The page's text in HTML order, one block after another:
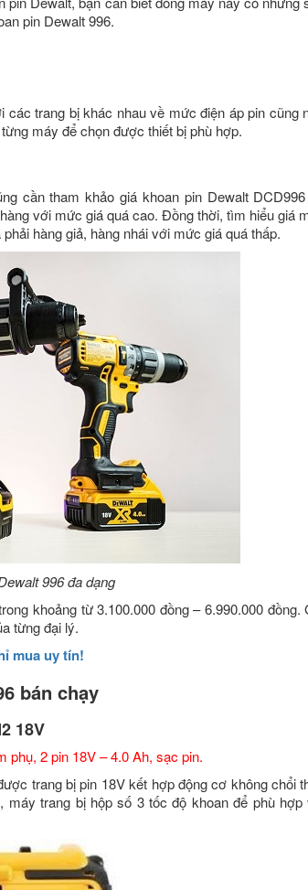
pin Dewalt 996.
trang bị khác nhau về mức điện áp pin cũng
máy để chọn được thiết bị phù hợp.
cần tham khảo giá khoan pin Dewalt
với mức giá quá cao. Đồng thời, tìm hiểu giá
hàng giả, hàng nhái với mức giá quá thấp.
996 đa dạng
khoảng từ 3.100.000 đồng – 6.990.000 đồng.
từng đại lý.
mua uy tín!
bán chạy
18V
phụ, 2 pin 18V – 4.0 Ah, sạc pin.
trang bị pin 18V kết hợp động cơ không chổi
trang bị hộp số 3 tốc độ khoan để phù hợp